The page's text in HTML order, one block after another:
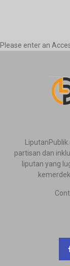
Please enter an
partisan dan
liputan yang